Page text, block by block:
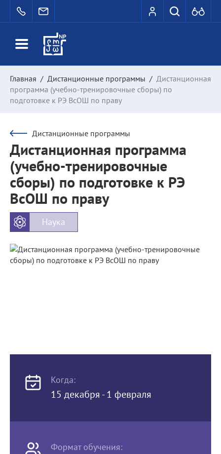
Главная / Дистанционные программы / Дистанционная
программа (учебно-тренировочные сборы) по
подготовке к РЭ ВсОШ по праву
Дистанционные программы
Дистанционная программа
(учебно-тренировочные
сборы) по подготовке к РЭ
ВсОШ по праву
Наука
Когда:
15 декабря - 1 февраля
Формат обучения: